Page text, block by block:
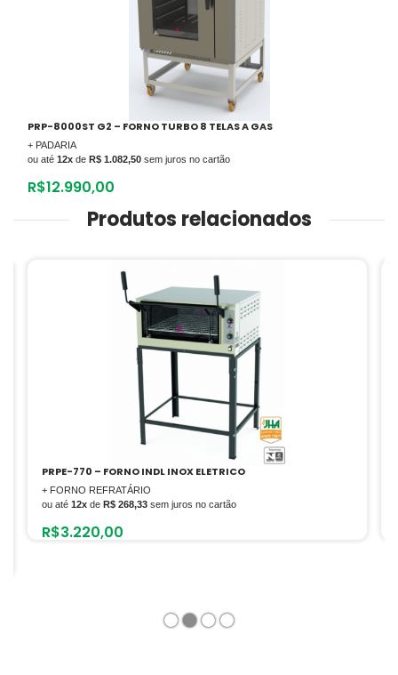
PRP-8000ST G2 – FORNO TURBO 8 TELAS A GAS
+ PADARIA
ou até 12x de R$ 1.082,50 sem juros no cartão
R$12.990,00
Produtos relacionados
PRP-004 VM – FORNO TURBO FAST OVEN ELET VERMELHO
+ PADARIA
ou até 12xdeR$ 224,17sem juros no cartão
R$2.690,00
1 2 3 4